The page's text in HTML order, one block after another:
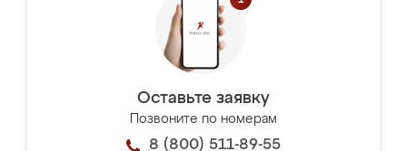
Оставьте заявку
Позвоните по номерам
8 (800) 511-89-55